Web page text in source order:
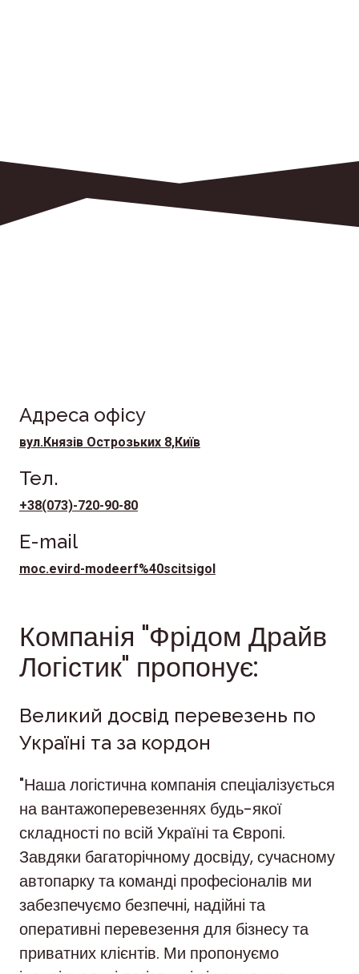
Адреса офісу
вул.Князів Острозьких 8,Київ
Тел.
+38(073)-720-90-80
E-mail
moc.evird-modeerf%40scitsigol
Компанія "Фрідом Драйв
Логістик" пропонує:
Великий досвід перевезень по
Україні та за кордон
"Наша логістична компанія спеціалізується
на вантажоперевезеннях будь-якої
складності по всій Україні та Європі.
Завдяки багаторічному досвіду, сучасному
автопарку та команді професіоналів ми
забезпечуємо безпечні, надійні та
оперативні перевезення для бізнесу та
приватних клієнтів. Ми пропонуємо